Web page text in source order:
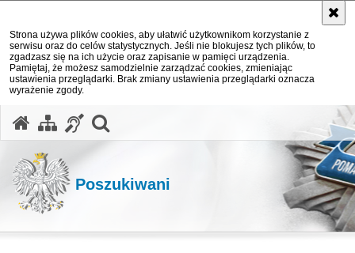
Strona używa plików cookies, aby ułatwić użytkownikom korzystanie z
serwisu oraz do celów statystycznych. Jeśli nie blokujesz tych plików, to
zgadzasz się na ich użycie oraz zapisanie w pamięci urządzenia.
Pamiętaj, że możesz samodzielnie zarządzać cookies, zmieniając
ustawienia przeglądarki. Brak zmiany ustawienia przeglądarki oznacza
wyrażenie zgody.
Poszukiwani